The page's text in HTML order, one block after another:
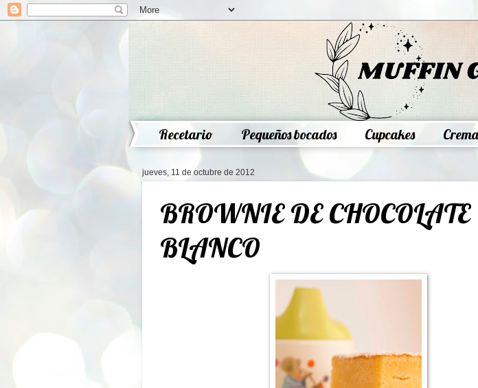
Recetario Pequeños bocados Cupcakes
jueves, 11 de octubre de 2012
BROWNIE DE CHOCOLATE
BLANCO